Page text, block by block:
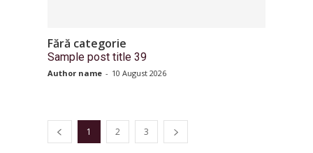
Fără categorie
Sample post title 39
Author name - 10 August 2026
1 2 3